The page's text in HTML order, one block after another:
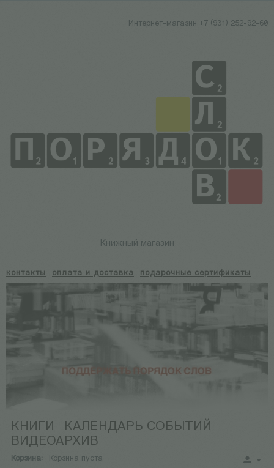
Интернет-магазин +7 (931) 252-92-60
Книжный магазин
контакты оплата и доставка подарочные сертификаты
КНИГИ
КАЛЕНДАРЬ СОБЫТИЙ
ВИДЕОАРХИВ
Корзина: Корзина пуста